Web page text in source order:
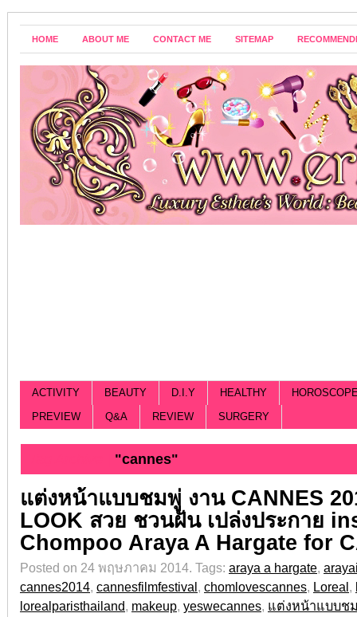
HOME ABOUT ME CONTACT ME SITEMAP
ACTIVITY BEAUTY D.I.Y HEALTHY
PREVIEW
Q&A REVIEW SURGERY
"cannes"
แต่งหน้าแบบชมพู่ งาน CANNES
LOOK สวย ชวนฝัน เปล่งประกาย
Chompoo Araya A Hargate for
Posted on 24 พฤษภาคม 2014. Tags: araya a hargate,
cannes2014, cannesfilmfestival, chomlovescannes, Loreal,
lorealparisthailand, makeup, yeswecannes, แต่งหน้าแบบช